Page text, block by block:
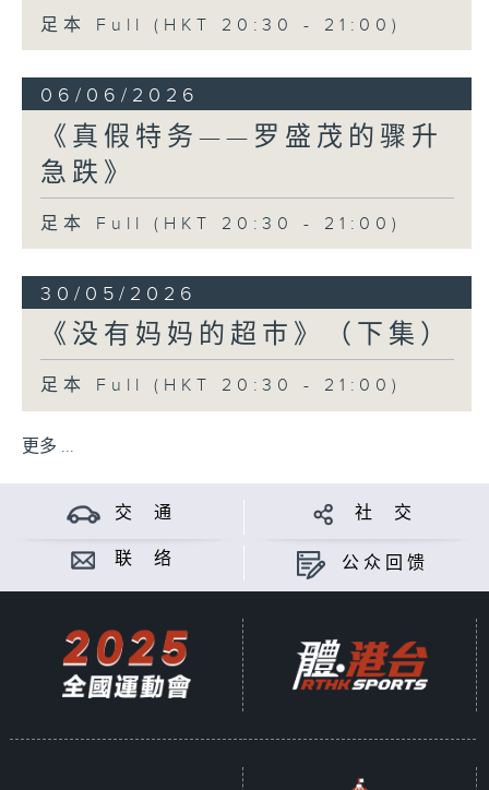
足本 Full (HKT 20:30 - 21:00)
06/06/2026
《真假特务——罗盛茂的骤升
急跌》
足本 Full (HKT 20:30 - 21:00)
30/05/2026
《没有妈妈的超巿》（下集）
足本 Full (HKT 20:30 - 21:00)
更多 ...
交 通 社 交
联 络 公众回馈